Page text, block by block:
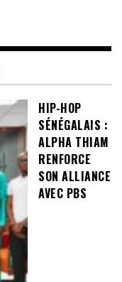
HIP-HOP
SÉNÉGALAIS :
ALPHA THIAM
RENFORCE
SON ALLIANCE
AVEC PBS